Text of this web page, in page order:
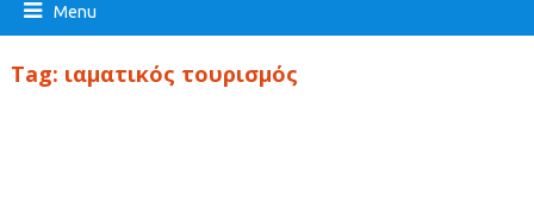
Menu
Tag: ιαματικός τουρισμός